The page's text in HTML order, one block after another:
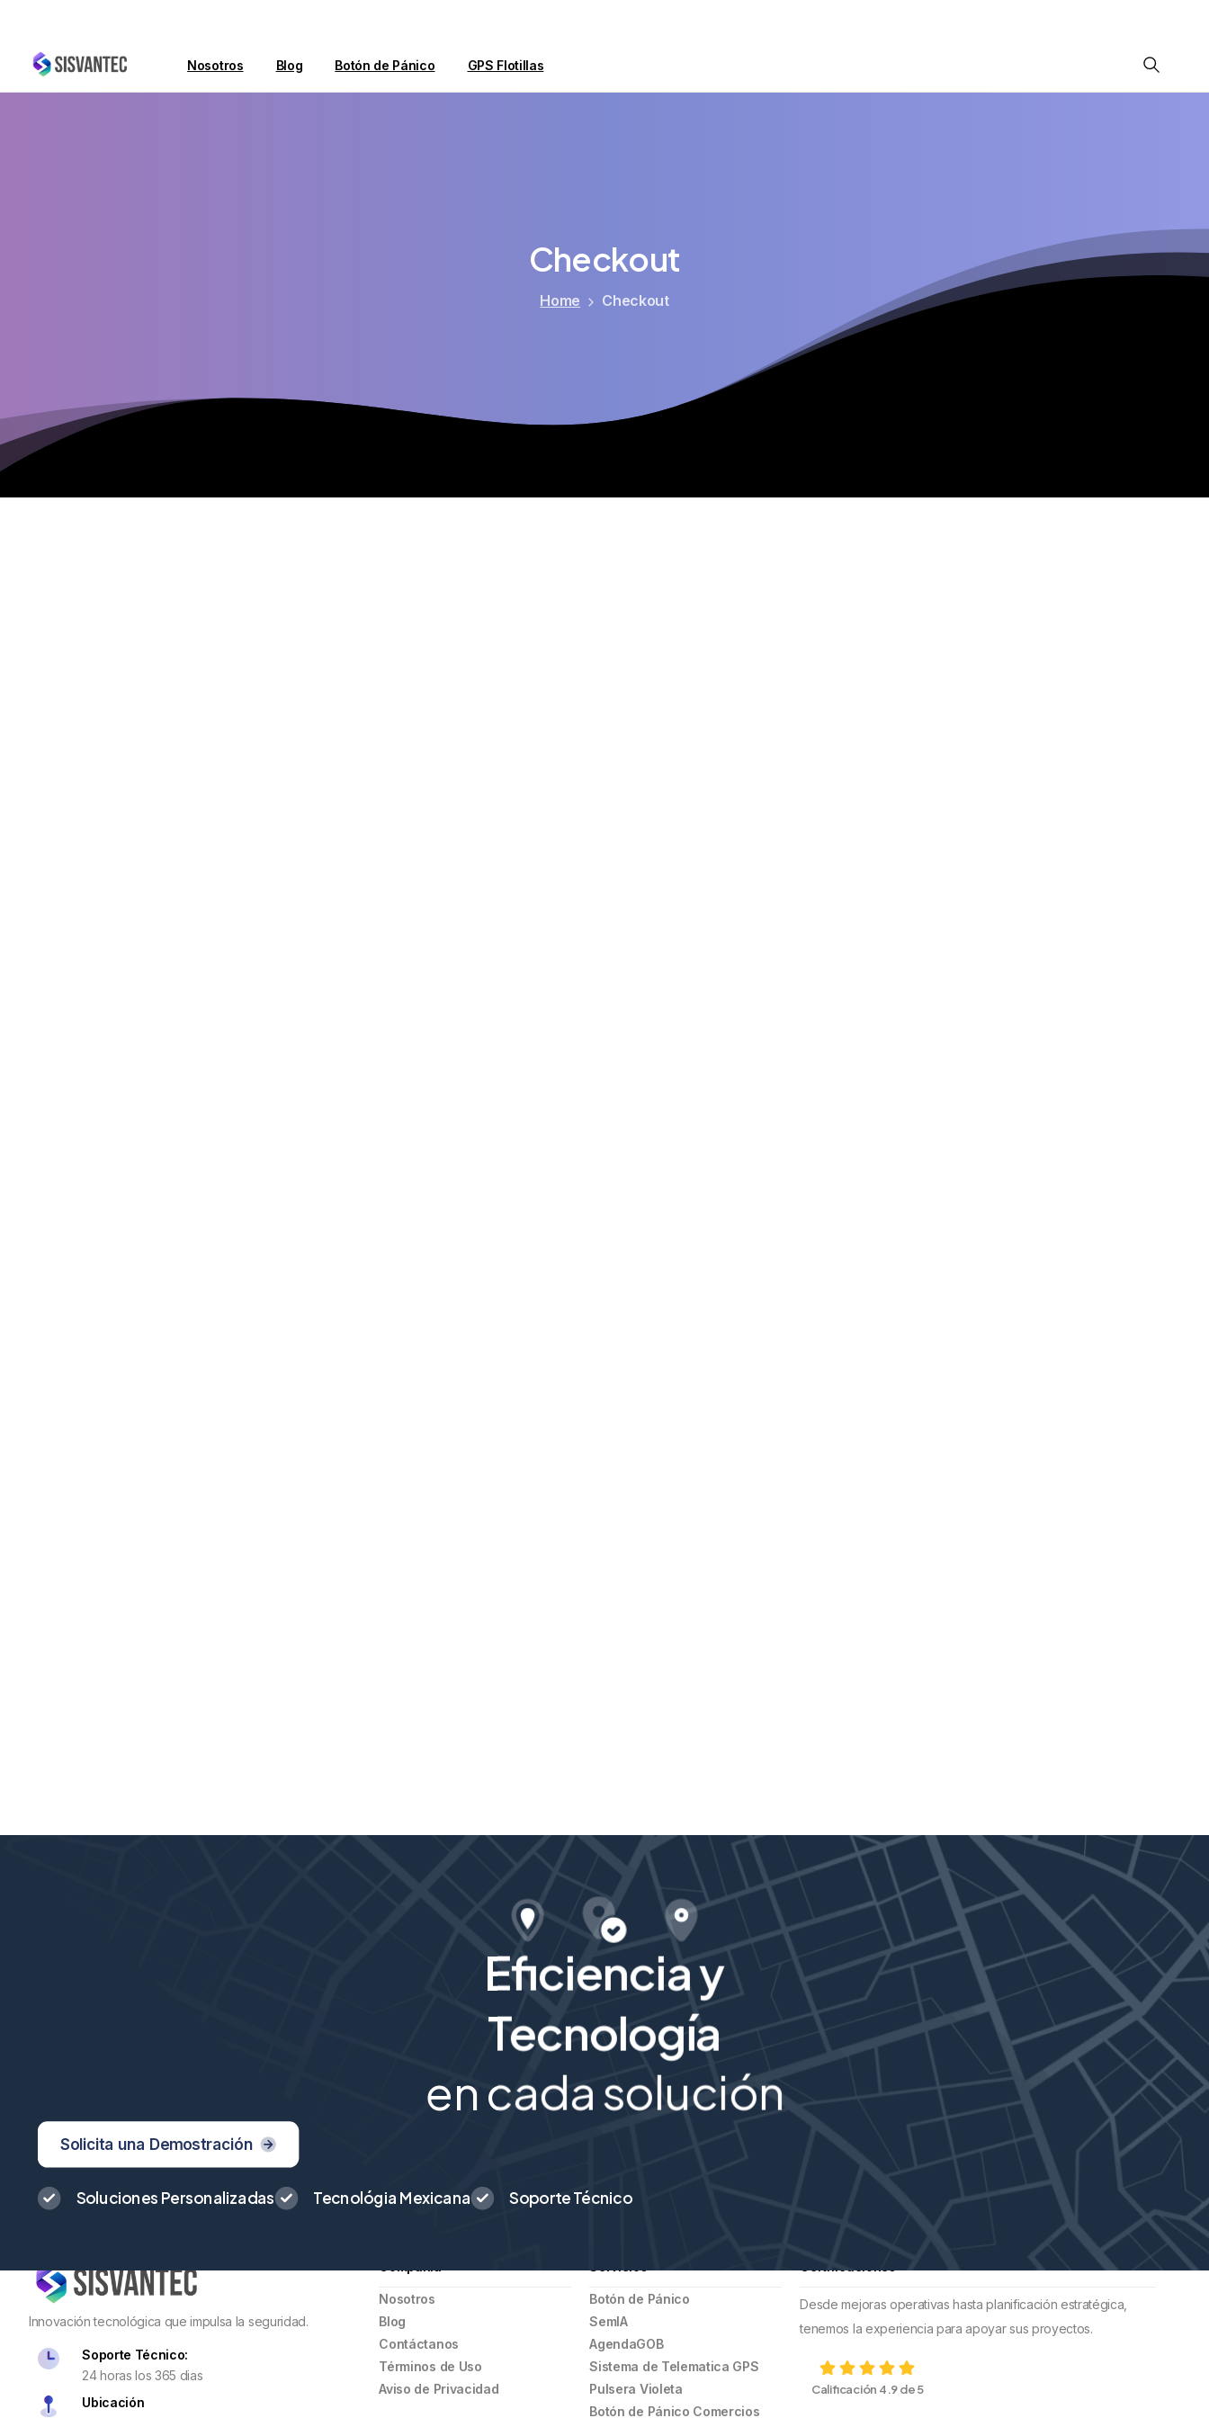
Nosotros Blog Botón de Pánico GPS Flotillas
Checkout
Home Checkout
Eficiencia y
Tecnología
en cada solución
Solicita una Demostración
Soluciones Personalizadas Tecnológia Mexicana Soporte Técnico
Innovación tecnológica que impulsa la seguridad.
Soporte Técnico:
24 horas los 365 dias
Ubicación
Nosotros
Blog
Contáctanos
Términos de Uso
Aviso de Privacidad
Botón de Pánico
SemIA
AgendaGOB
Sistema de Telematica GPS
Pulsera Violeta
Botón de Pánico Comercios
Desde mejoras operativas hasta planificación estratégica,
tenemos la experiencia para apoyar sus proyectos.
Calificación 4.9 de 5